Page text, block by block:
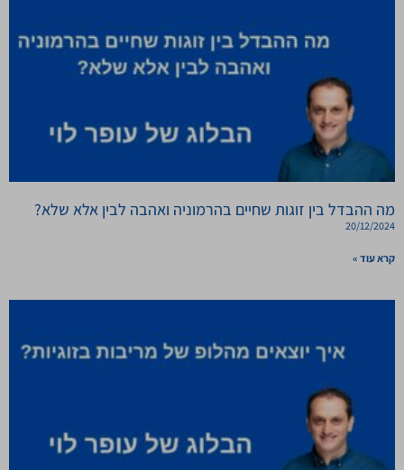
מה ההבדל בין זוגות שחיים בהרמוניה ואהבה לבין אלא שלא?
20/12/2024
קרא עוד »